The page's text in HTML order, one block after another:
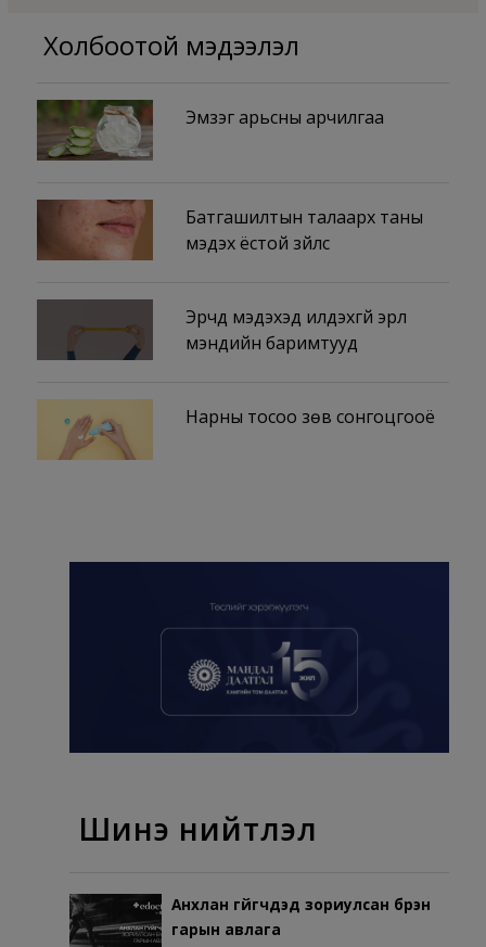
Холбоотой мэдээлэл
Эмзэг арьсны арчилгаа
Батгашилтын талаарх таны
мэдэх ёстой зүйлс
Эрчүүд мэдэхэд илүүдэхгүй эрүүл
мэндийн баримтууд
Нарны тосоо зөв сонгоцгооё
Шинэ нийтлэл
Анхлан гүйгчдэд зориулсан бүрэн
гарын авлага